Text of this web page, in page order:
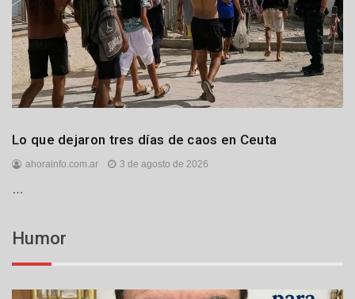
Internacionales
Lo que dejaron tres días de caos en Ceuta
ahorainfo.com.ar 3 de agosto de 2026
…
Humor